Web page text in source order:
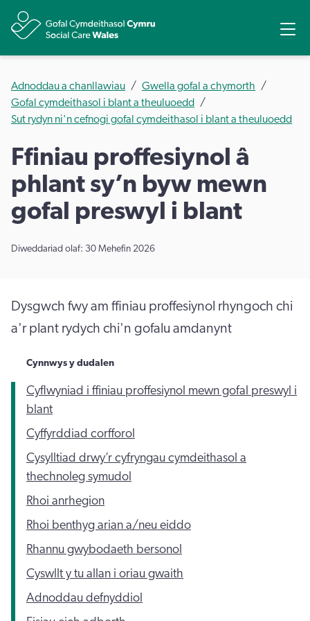
Adnoddau a chanllawiau
Gwella gofal a chymorth
Gofal cymdeithasol i blant a theuluoedd
Sut rydyn ni'n cefnogi gofal cymdeithasol i blant a theuluoedd
Ffiniau proffesiynol â
phlant sy’n byw mewn
gofal preswyl i blant
Diweddariad olaf: 30 Mehefin 2026
Dysgwch fwy am ffiniau proffesiynol rhyngoch chi
a'r plant rydych chi'n gofalu amdanynt
Cynnwys y dudalen
Cyflwyniad i ffiniau proffesiynol mewn gofal preswyl i
blant
Cyffyrddiad corfforol
Cysylltiad drwy’r cyfryngau cymdeithasol a
thechnoleg symudol
Rhoi anrhegion
Rhoi benthyg arian a/neu eiddo
Rhannu gwybodaeth bersonol
Cyswllt y tu allan i oriau gwaith
Adnoddau defnyddiol